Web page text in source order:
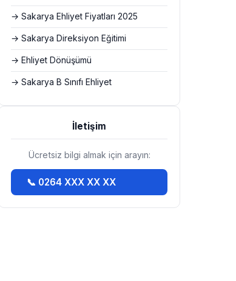
→ Sakarya Ehliyet Fiyatları 2025
→ Sakarya Direksiyon Eğitimi
→ Ehliyet Dönüşümü
→ Sakarya B Sınıfı Ehliyet
İletişim
Ücretsiz bilgi almak için arayın:
📞 0264 XXX XX XX